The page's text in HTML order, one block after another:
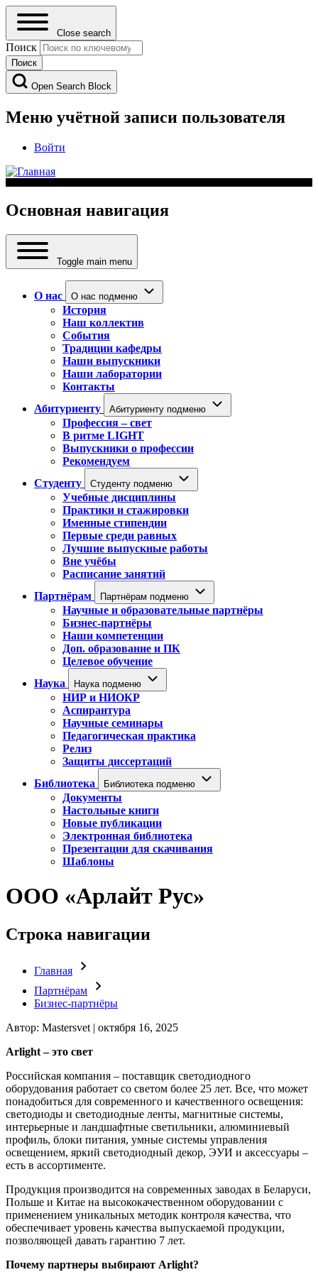
Close search
Поиск
Open Search Block
Меню учётной записи пользователя
Войти
Основная навигация
Toggle main menu
О нас О нас подменю
История
Наш коллектив
События
Традиции кафедры
Наши выпускники
Наши лаборатории
Контакты
Абитуриенту
Абитуриенту подменю
Профессия – свет
В ритме LIGHT
Выпускники о профессии
Рекомендуем
Студенту
Студенту подменю
Учебные дисциплины
Практики и стажировки
Именные стипендии
Первые среди равных
Лучшие выпускные работы
Вне учёбы
Расписание занятий
Партнёрам
Партнёрам подменю
Научные и образовательные партнёры
Бизнес-партнёры
Наши компетенции
Доп. образование и ПК
Целевое обучение
Наука
Наука подменю
НИР и НИОКР
Аспирантура
Научные семинары
Педагогическая практика
Релиз
Защиты диссертаций
Библиотека
Библиотека подменю
Документы
Настольные книги
Новые публикации
Электронная библиотека
Презентации для скачивания
Шаблоны
ООО «Арлайт Рус»
Строка навигации
Главная
Партнёрам
Бизнес-партнёры
Автор: Mastersvet| октября 16, 2025
Arlight – это свет
Российская компания – поставщик светодиодного
оборудования работает со светом более 25 лет. Все, что может
понадобиться для современного и качественного освещения:
светодиоды и светодиодные ленты, магнитные системы,
интерьерные и ландшафтные светильники, алюминиевый
профиль, блоки питания, умные системы управления
освещением, яркий светодиодный декор, ЭУИ и аксессуары –
есть в ассортименте.
Продукция производится на современных заводах в Беларуси,
Польше и Китае на высококачественном оборудовании с
применением уникальных методик контроля качества, что
обеспечивает уровень качества выпускаемой продукции,
позволяющей давать гарантию 7 лет.
Почему партнеры выбирают Arlight?